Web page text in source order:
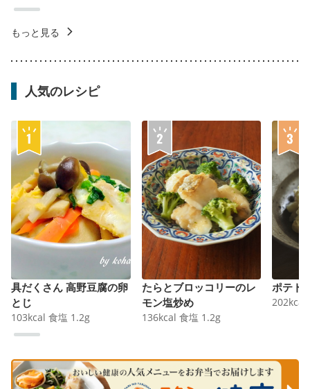
もっと見る
人気のレシピ
具だくさん 高野豆腐の卵
とじ
103kcal 食塩 1.2g
たらとブロッコリーのレ
モン塩炒め
136kcal 食塩 1.2g
ポテト
202kcal